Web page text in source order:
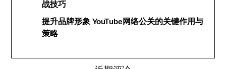
战技巧
提升品牌形象 YouTube网络公关的关键作用与
策略